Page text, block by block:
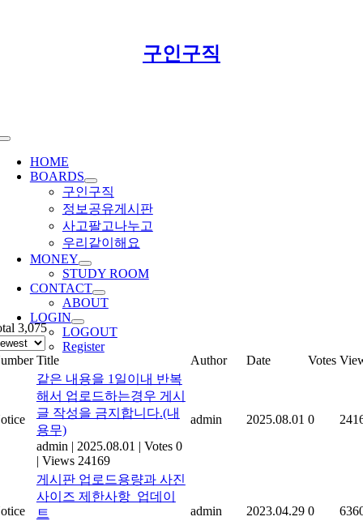
Toggle
Navigation
HOME
BOARDS
구인구직
정보공유게시판
사고팔고나누고
우리같이해요
MONEY
STUDY ROOM
CONTACT
ABOUT
LOGIN
LOGOUT
Register
구인구직
3,075
Title Author Date Votes
같은 내용을 1일이내 반복
해서 업로드하는경우 게시
글 작성을 금지합니다.(내
용무)
admin | 2025.08.01 | Votes 0
| Views 24169
admin 2025.08.01 0
게시판 업로드용량과 사진
사이즈 제한사항_업데이
트
admin 2023.04.29 0